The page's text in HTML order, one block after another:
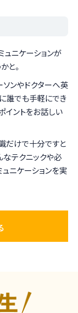
ュニケーションが
と。
ンやドクターへ英
誰でも手軽にでき
イントをお話しい
だけで十分ですと
なテクニックや必
ニケーションを実